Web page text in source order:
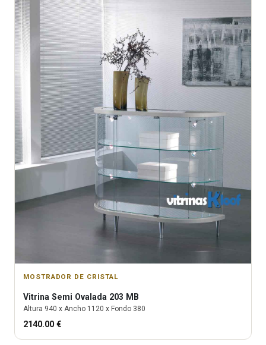
MOSTRADOR DE CRISTAL
Vitrina Semi Ovalada 203 MB
Altura 940 x Ancho 1120 x Fondo 380
2140.00 €